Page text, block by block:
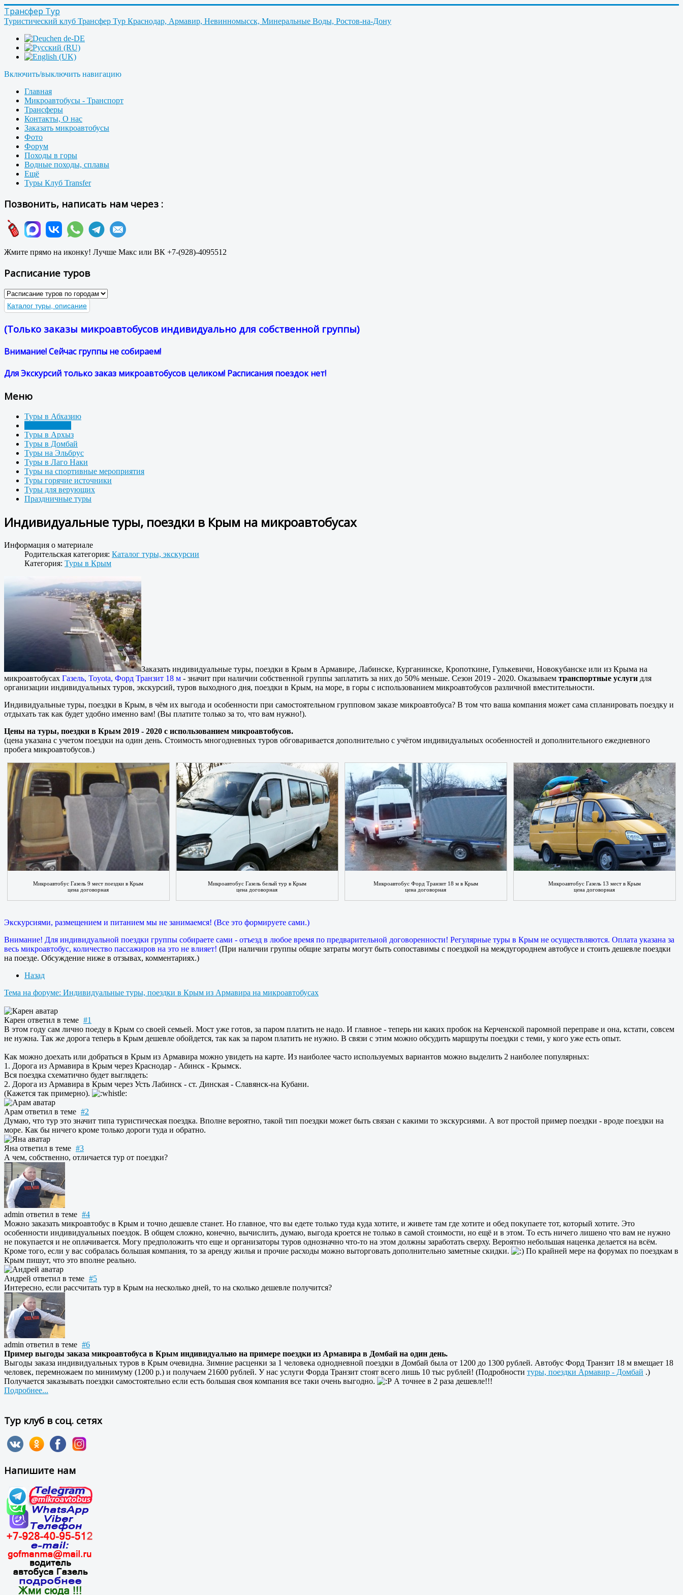
Трансфер Тур
Туристический клуб Трансфер Тур Краснодар, Армавир, Невинномысск, Минеральные Воды, Ростов-на-Дону
Включить/выключить навигацию
Главная
Микроавтобусы - Транспорт
Трансферы
Контакты, О нас
Заказать микроавтобусы
Фото
Форум
Походы в горы
Водные походы, сплавы
Ещё
Туры Клуб Transfer
Позвонить, написать нам через :
Жмите прямо на иконку! Лучше Макс или ВК +7-(928)-4095512
Расписание туров
Каталог туры, описание
(Только заказы микроавтобусов индивидуально для собственной группы)
Внимание! Сейчас группы не собираем!
Для Экскурсий только заказ микроавтобусов целиком! Расписания поездок нет!
Меню
Туры в Абхазию
Туры в Архыз
Туры в Домбай
Туры на Эльбрус
Туры в Лаго Наки
Туры на спортивные мероприятия
Туры горячие источники
Туры для верующих
Праздничные туры
Индивидуальные туры, поездки в Крым на микроавтобусах
Информация о материале
Родительская категория: Каталог туры, экскурсии
Категория: Туры в Крым
Заказать индивидуальные туры, поездки в Крым в Армавире, Лабинске, Курганинске, Кропоткине, Гулькевичи, Новокубанске или из Крыма на
микроавтобусах Газель, Toyota, Форд Транзит 18 м - значит при наличии собственной группы заплатить за них до 50% меньше. Сезон 2019 - 2020. Оказываем транспортные услуги для
организации индивидуальных туров, экскурсий, туров выходного дня, поездки в Крым, на море, в горы с использованием микроавтобусов различной вместительности.
Индивидуальные туры, поездки в Крым, в чём их выгода и особенности при самостоятельном групповом заказе микроавтобуса? В том что ваша компания может сама спланировать поездку и
отдыхать так как будет удобно именно вам! (Вы платите только за то, что вам нужно!).
Цены на туры, поездки в Крым 2019 - 2020 с использованием микроавтобусов.
(цена указана с учетом поездки на один день. Стоимость многодневных туров обговаривается дополнительно с учётом индивидуальных особенностей и дополнительного ежедневного
пробега микроавтобусов.)
Микроавтобус Газель 9 мест поездки в Крым
цена договорная
Микроавтобус Газель белый тур в Крым
цена договорная
Микроавтобус Форд Транзит 18 м в Крым
цена договорная
Микроавтобус Газель 13 мест в Крым
цена договорная
Экскурсиями, размещением и питанием мы не занимаемся! (Все это формируете сами.)
Внимание! Для индивидуальной поездки группы собираете сами - отъезд в любое время по предварительной договоренности! Регулярные туры в Крым не осуществляются. Оплата указана за
весь микроавтобус, количество пассажиров на это не влияет! (При наличии группы общие затраты могут быть сопоставимы с поездкой на междугороднем автобусе и стоить дешевле поездки
на поезде. Обсуждение ниже в отзывах, комментариях.)
Назад
Тема на форуме: Индивидуальные туры, поездки в Крым из Армавира на микроавтобусах
Карен ответил в теме #1
В этом году сам лично поеду в Крым со своей семьей. Мост уже готов, за паром платить не надо. И главное - теперь ни каких пробок на Керченской паромной переправе и она, кстати, совсем
не нужна. Так же дорога теперь в Крым дешевле обойдется, так как за паром платить не нужно. В связи с этим можно обсудить маршруты поездки с теми, у кого уже есть опыт.
Как можно доехать или добраться в Крым из Армавира можно увидеть на карте. Из наиболее часто используемых вариантов можно выделить 2 наиболее популярных:
1. Дорога из Армавира в Крым через Краснодар - Абинск - Крымск.
Вся поездка схематично будет выглядеть:
2. Дорога из Армавира в Крым через Усть Лабинск - ст. Динская - Славянск-на Кубани.
(Кажется так примерно).
Арам ответил в теме #2
Думаю, что тур это значит типа туристическая поездка. Вполне вероятно, такой тип поездки может быть связан с какими то экскурсиями. А вот простой пример поездки - вроде поездки на
море. Как бы ничего кроме только дороги туда и обратно.
Яна ответил в теме #3
А чем, собственно, отличается тур от поездки?
admin ответил в теме #4
Можно заказать микроавтобус в Крым и точно дешевле станет. Но главное, что вы едете только туда куда хотите, и живете там где хотите и обед покупаете тот, который хотите. Это
особенности индивидуальных поездок. В общем сложно, конечно, вычислить, думаю, выгода кроется не только в самой стоимости, но ещё и в этом. То есть ничего лишено что вам не нужно
не покупается и не оплачивается. Могу предположить что еще и организаторы туров однозначно что-то на этом должны заработать сверху. Вероятно небольшая наценка делается на всём.
Кроме того, если у вас собралась большая компания, то за аренду жилья и прочие расходы можно выторговать дополнительно заметные скидки.
По крайней мере на форумах по поездкам в
Крым пишут, что это вполне реально.
Андрей ответил в теме #5
Интересно, если рассчитать тур в Крым на несколько дней, то на сколько дешевле получится?
admin ответил в теме #6
Пример выгоды заказа микроавтобуса в Крым индивидуально на примере поездки из Армавира в Домбай на один день.
Выгоды заказа индивидуальных туров в Крым очевидна. Зимние расценки за 1 человека однодневной поездки в Домбай была от 1200 до 1300 рублей. Автобус Форд Транзит 18 м вмещает 18
человек, перемножаем по минимуму (1200 р.) и получаем 21600 рублей. У нас услуги Форда Транзит стоят всего лишь 10 тыс рублей! (Подробности туры, поездки Армавир - Домбай .)
Получается заказывать поездки самостоятельно если есть большая своя компания все таки очень выгодно.
А точнее в 2 раза дешевле!!!
Подробнее...
Тур клуб в соц. сетях
Напишите нам